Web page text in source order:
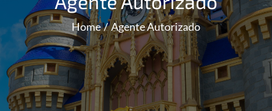
Home Agente Autorizado